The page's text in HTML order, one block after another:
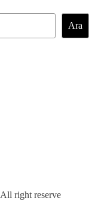
Ara
All right reserve